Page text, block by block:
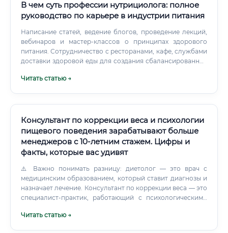
В чем суть профессии нутрициолога: полное
руководство по карьере в индустрии питания
Написание статей, ведение блогов, проведение лекций,
вебинаров и мастер-классов о принципах здорового
питания. Сотрудничество с ресторанами, кафе, службами
доставки здоровой еды для создания сбалансированных
жиры, углеводы) и пищевой ценности. Работа в фитнес-
Читать статью →
Консультант по коррекции веса и психологии
пищевого поведения зарабатывают больше
менеджеров с 10-летним стажем. Цифры и
факты, которые вас удивят
⚠️ Важно понимать разницу: диетолог — это врач с
медицинским образованием, который ставит диагнозы и
назначает лечение. Консультант по коррекции веса — это
специалист-практик, работающий с психологическими
клиента без медицинского вмешательства. Профессия
Читать статью →